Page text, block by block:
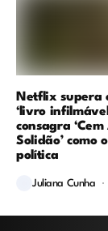
Netflix supera
‘livro
consagra
Solidão’ como
política
Juliana Cunha